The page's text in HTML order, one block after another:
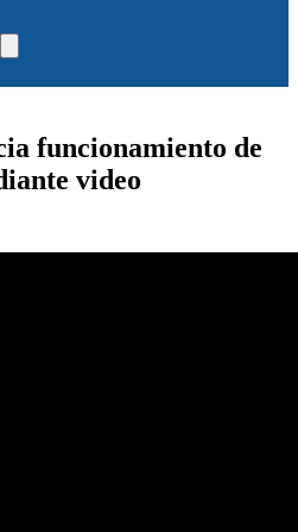
funcionamiento de
video